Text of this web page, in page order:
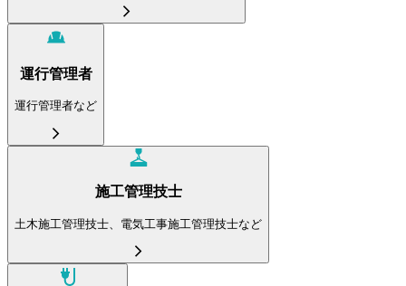
運行管理者
運行管理者など
施工管理技士
土木施工管理技士、電気工事施工管理技士など